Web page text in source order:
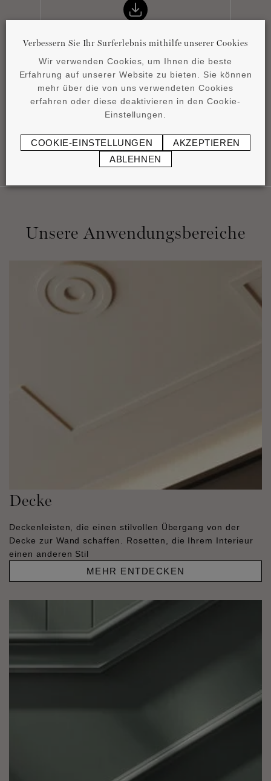
Product overview
4,15 MB
Unsere Anwendungsbereiche
Decke
Deckenleisten, die einen stilvollen Übergang von der
Decke zur Wand schaffen. Rosetten, die Ihrem Interieur
einen anderen Stil
MEHR ENTDECKEN
Verbessern Sie Ihr Surferlebnis mithilfe unserer Cookies
Wir verwenden Cookies, um Ihnen die beste
Erfahrung auf unserer Website zu bieten. Sie können
mehr über die von uns verwendeten Cookies
erfahren oder diese deaktivieren in den Cookie-
Einstellungen.
COOKIE-EINSTELLUNGEN
AKZEPTIEREN
ABLEHNEN